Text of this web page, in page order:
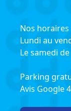
Nos horaires
Lundi au
Le samedi
Parking
Avis